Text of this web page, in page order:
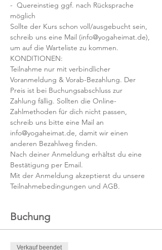
-  Quereinstieg ggf. nach Rücksprache
möglich
Sollte der Kurs schon voll/ausgebucht sein,
schreib uns eine Mail (info@yogaheimat.de),
um auf die Warteliste zu kommen.
KONDITIONEN:
Teilnahme nur mit verbindlicher
Voranmeldung & Vorab-Bezahlung. Der
Preis ist bei Buchungsabschluss zur
Zahlung fällig. Sollten die Online-
Zahlmethoden für dich nicht passen,
schreib uns bitte eine Mail an
info@yogaheimat.de, damit wir einen
anderen Bezahlweg finden.
Nach deiner Anmeldung erhältst du eine
Bestätigung per Email.
Mit der Anmeldung akzeptierst du unsere
Teilnahmebedingungen und AGB.
Buchung
Verkauf beendet